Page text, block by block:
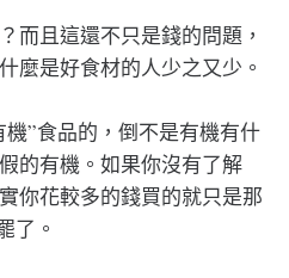
而且這還不只是錢的問題，
麼是好食材的人少之又少。
”食品的，倒不是有機有什
的有機。如果你沒有了解
你花較多的錢買的就只是那
了。